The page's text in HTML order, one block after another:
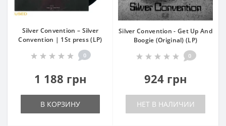
Silver Convention – Silver
Convention | 1St press (LP)
0
1 188 грн
В КОРЗИНУ
Silver Convention - Get Up And
Boogie (Original) (LP)
0
924 грн
НЕТ В НАЛИЧИИ